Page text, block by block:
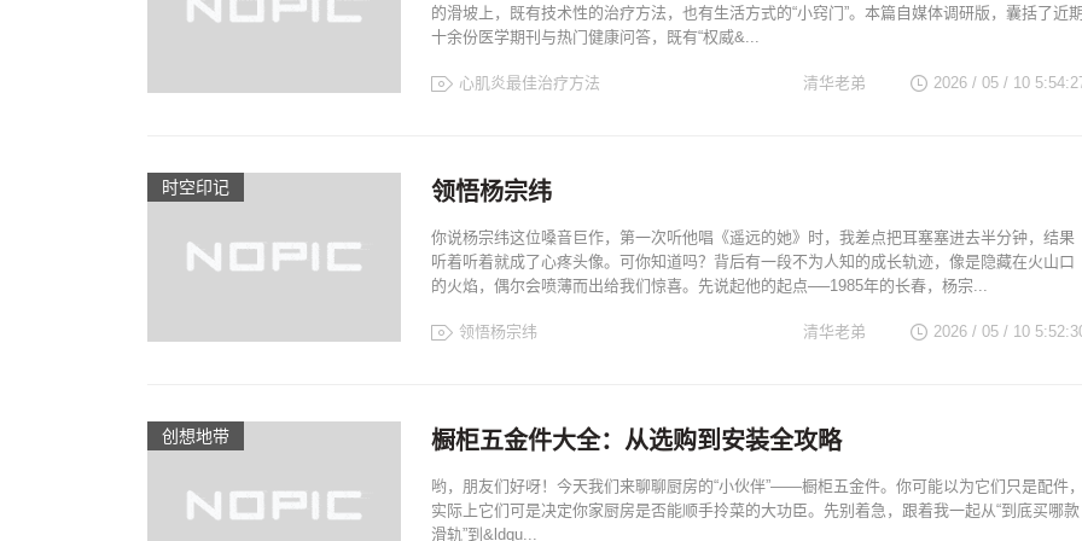
的滑坡上，既有技术性的治疗方法，也有生活方式的“小窍门”。本篇自媒体调研版，囊括了近
十余份医学期刊与热门健康问答，既有“权威&...
心肌炎最佳治疗方法 2026 / 05 / 10
清华老弟
时空印记​ 领悟杨宗纬
你说杨宗纬这位嗓音巨作，第一次听他唱《遥远的她》时，我差点把耳塞塞进去半分钟，结果
听着听着就成了心疼头像。可你知道吗？背后有一段不为人知的成长轨迹，像是隐藏在火山口
的火焰，偶尔会喷薄而出给我们惊喜。先说起他的起点──1985年的长春，杨宗...
领悟杨宗纬 2026 / 05 / 10
清华老弟
创想地带 橱柜五金件大全：从选购到安装全攻略
哟，朋友们好呀！今天我们来聊聊厨房的“小伙伴”——橱柜五金件。你可能以为它们只是配件
实际上它们可是决定你家厨房是否能顺手拎菜的大功臣。先别着急，跟着我一起从“到底买哪款
滑轨”到&ldqu...